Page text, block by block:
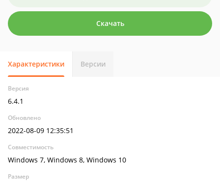
Скачать
Характеристики Версии
Версия
6.4.1
Обновлено
2022-08-09 12:35:51
Совместимость
Windows 7, Windows 8, Windows 10
Размер